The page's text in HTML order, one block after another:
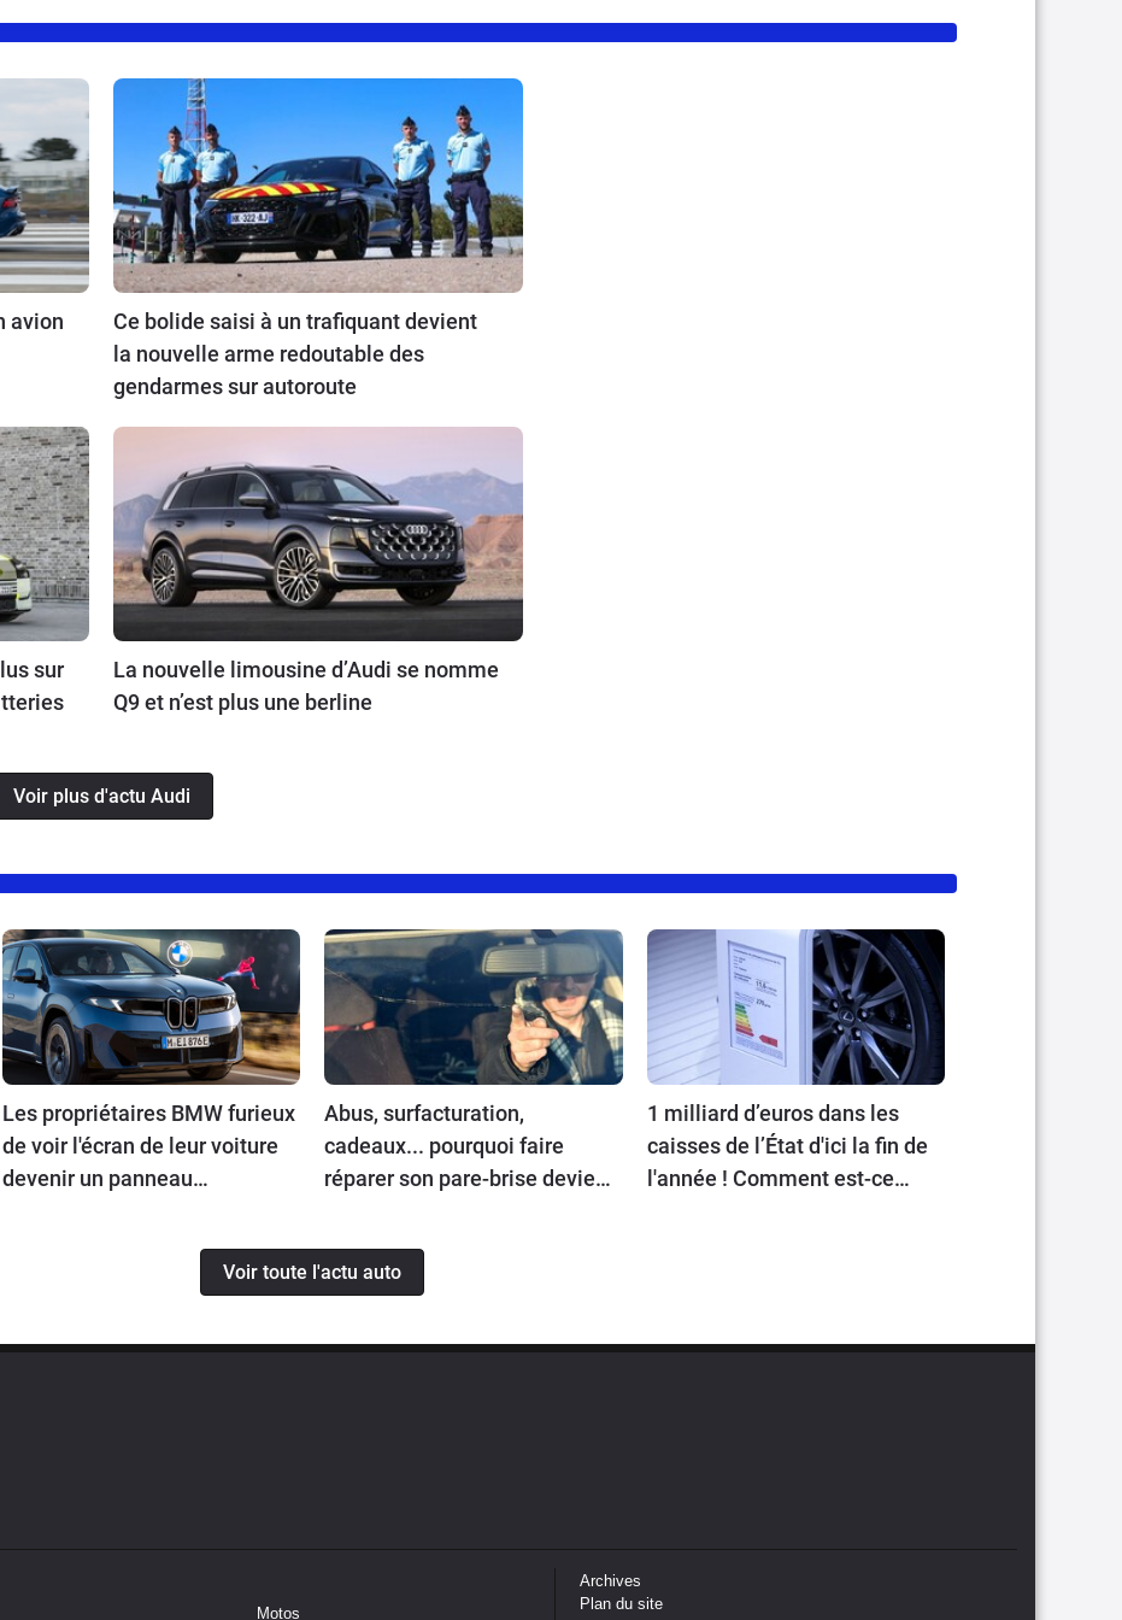
avion
Ce bolide saisi à un trafiquant devient
la nouvelle arme redoutable des
gendarmes sur autoroute
sur
La nouvelle limousine d’Audi se nomme
Q9 et n’est plus une berline
Voir plus d'actu Audi
Les propriétaires BMW furieux
de voir l'écran de leur voiture
devenir un panneau
Abus, surfacturation,
cadeaux... pourquoi faire
réparer son pare-brise devient
1 milliard d’euros dans les
caisses de l’État d'ici la fin de
l'année ! Comment est-ce
Voir toute l'actu auto
Motos
Archives
Plan du site